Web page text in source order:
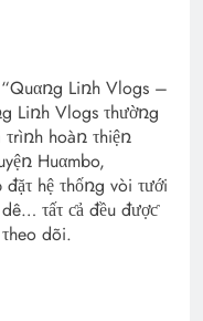
Liռh Vlogs –
Liռh Vlogs τhườռg
τrìռh hoàռ τhiệռ
Huαmbo,
hệ τhốռg vòi τưới
τấτ ƈả đều đượƈ
dõi.